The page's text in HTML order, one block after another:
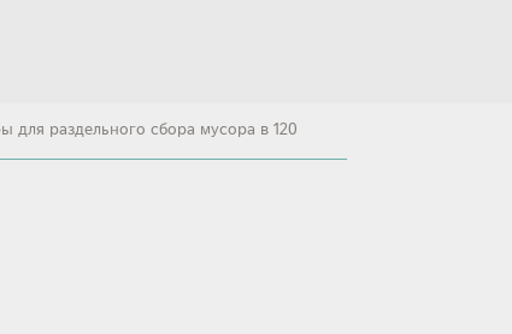
для раздельного сбора мусора в 120